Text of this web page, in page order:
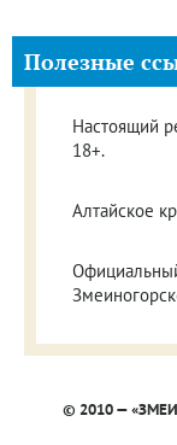
Полезные
Настоящий
18+.
Алтайское
© 2010 —